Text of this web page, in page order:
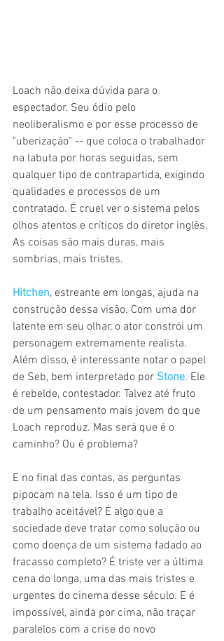
Loach não deixa dúvida para o
espectador. Seu ódio pelo
neoliberalismo e por esse processo de
"uberização" -- que coloca o trabalhador
na labuta por horas seguidas, sem
qualquer tipo de contrapartida, exigindo
qualidades e processos de um
contratado. É cruel ver o sistema pelos
olhos atentos e críticos do diretor inglês.
As coisas são mais duras, mais
sombrias, mais tristes.
Hitchen, estreante em longas, ajuda na
construção dessa visão. Com uma dor
latente em seu olhar, o ator constrói um
personagem extremamente realista.
Além disso, é interessante notar o papel
de Seb, bem interpretado por Stone. Ele
é rebelde, contestador. Talvez até fruto
de um pensamento mais jovem do que
Loach reproduz. Mas será que é o
caminho? Ou é problema?
E no final das contas, as perguntas
pipocam na tela. Isso é um tipo de
trabalho aceitável? É algo que a
sociedade deve tratar como solução ou
como doença de um sistema fadado ao
fracasso completo? É triste ver a última
cena do longa, uma das mais tristes e
urgentes do cinema desse século. E é
impossível, ainda por cima, não traçar
paralelos com a crise do novo